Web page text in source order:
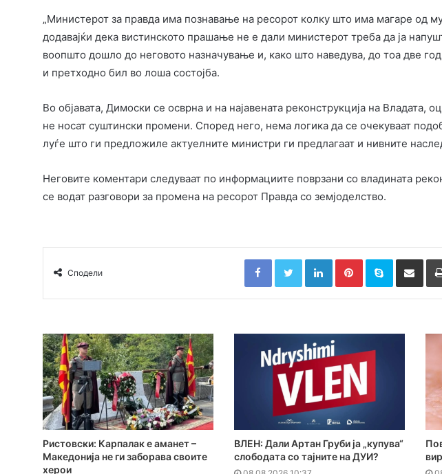
„Министерот за правда има познавање на ресорот колку што има магаре од
додавајќи дека вистинското прашање не е дали министерот треба да ја
воопшто дошло до неговото назначување и, како што наведува, до тоа две
и претходно бил во лоша состојба.
Во објавата, Димоски се осврна и на најавената реконструкција на Владата,
не носат суштински промени. Според него, нема логика да се очекуваат
луѓе што ги предложиле актуелните министри ги предлагаат и нивните
Неговите коментари следуваат по информациите поврзани со владината
се водат разговори за промена на ресорот Правда со земјоделство.
Сподели
FacebookTwitterLinkedInPinterestSkype Сподели преку Е-
Ристовски: Карпалак е аманет –
Македонија не ги заборава своите
херои
ВЛЕН: Дали Артан Груби ја „купува“
слободата со тајните на ДУИ?